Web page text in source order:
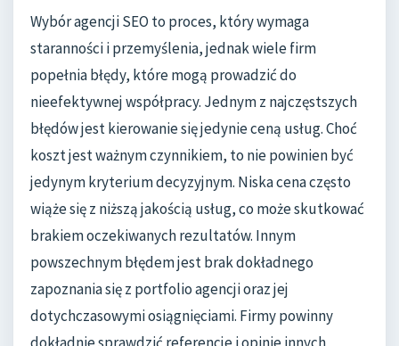
Wybór agencji SEO to proces, który wymaga
staranności i przemyślenia, jednak wiele firm
popełnia błędy, które mogą prowadzić do
nieefektywnej współpracy. Jednym z najczęstszych
błędów jest kierowanie się jedynie ceną usług. Choć
koszt jest ważnym czynnikiem, to nie powinien być
jedynym kryterium decyzyjnym. Niska cena często
wiąże się z niższą jakością usług, co może skutkować
brakiem oczekiwanych rezultatów. Innym
powszechnym błędem jest brak dokładnego
zapoznania się z portfolio agencji oraz jej
dotychczasowymi osiągnięciami. Firmy powinny